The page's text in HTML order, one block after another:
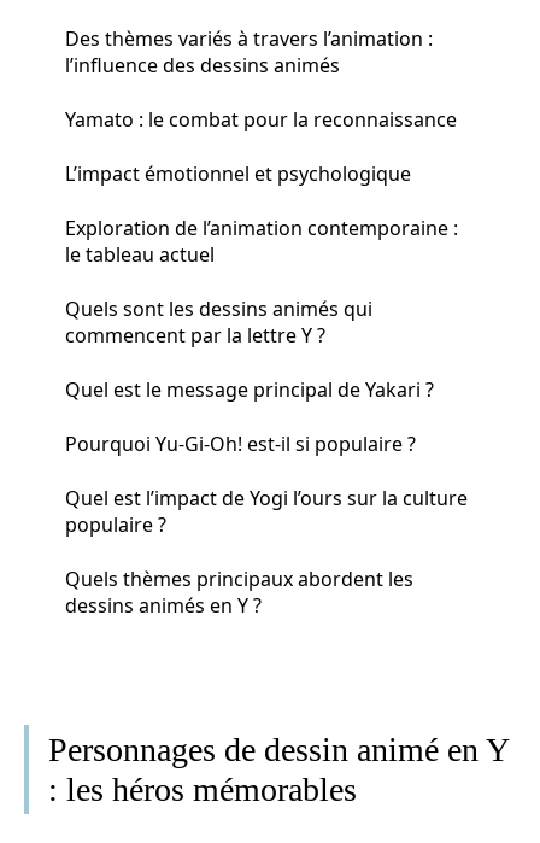
Des thèmes variés à travers l’animation :
l’influence des dessins animés
Yamato : le combat pour la reconnaissance
L’impact émotionnel et psychologique
Exploration de l’animation contemporaine :
le tableau actuel
Quels sont les dessins animés qui
commencent par la lettre Y ?
Quel est le message principal de Yakari ?
Pourquoi Yu-Gi-Oh! est-il si populaire ?
Quel est l’impact de Yogi l’ours sur la culture
populaire ?
Quels thèmes principaux abordent les
dessins animés en Y ?
Personnages de dessin animé en Y
: les héros mémorables